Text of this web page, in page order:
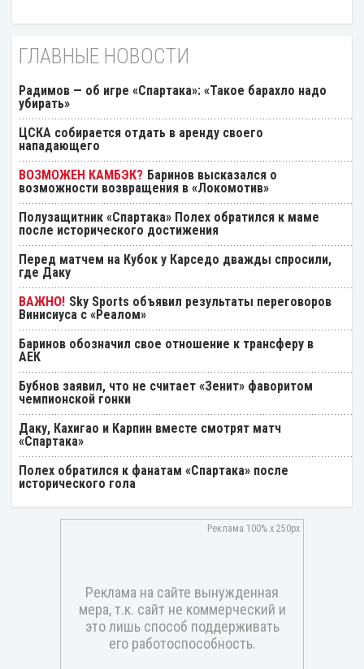
ГЛАВНЫЕ НОВОСТИ
Радимов — об игре «Спартака»: «Такое барахло надо
убирать»
ЦСКА собирается отдать в аренду своего
нападающего
Баринов высказался о
возможности возвращения в «Локомотив»
Полузащитник «Спартака» Полех обратился к маме
после исторического достижения
Перед матчем на Кубок у Карседо дважды спросили,
где Даку
Sky Sports объявил результаты переговоров
Винисиуса с «Реалом»
Баринов обозначил свое отношение к трансферу в
АЕК
Бубнов заявил, что не считает «Зенит» фаворитом
чемпионской гонки
Даку, Кахигао и Карпин вместе смотрят матч
«Спартака»
Полех обратился к фанатам «Спартака» после
исторического гола